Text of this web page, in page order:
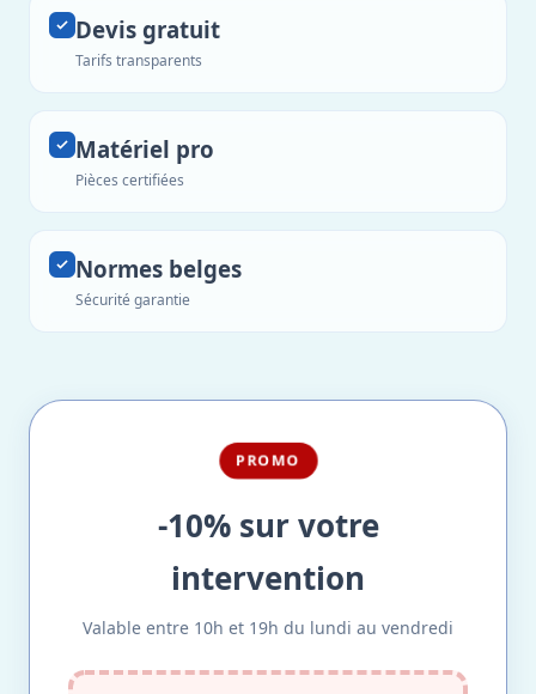
Devis gratuit
Tarifs transparents
Matériel pro
Pièces certifiées
Normes belges
Sécurité garantie
PROMO
-10% sur votre
intervention
Valable entre 10h et 19h du lundi au vendredi